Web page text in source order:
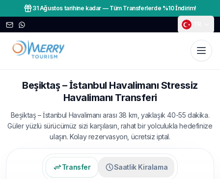
31 Ağustos tarihine kadar — Tüm Transferlerde %10 İndirim!
Beşiktaş – İstanbul Havalimanı Stressiz
Havalimanı Transferi
Beşiktaş – İstanbul Havalimanı arası 38 km, yaklaşık 40-55 dakika.
Güler yüzlü sürücümüz sizi karşılasın, rahat bir yolculukla hedefinize
ulaşın. Kolay rezervasyon, ücretsiz iptal.
Transfer Saatlik Kiralama